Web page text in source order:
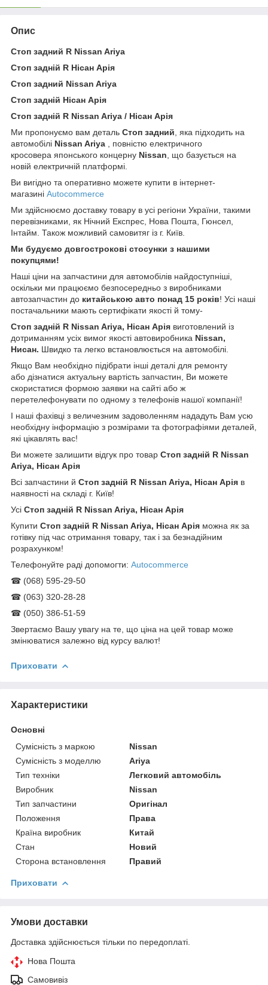
Опис
Стоп задний R Nissan Ariya
Стоп задній R Нісан Арія
Стоп задний Nissan Ariya
Стоп задній Нісан Арія
Стоп задній R Nissan Ariya / Нісан Арія
Ми пропонуємо вам деталь Стоп задний , яка підходить на
автомобілі Nissan Ariya
, повністю електричного
кросовера японського концерну Nissan , що базується на
новій електричній платформі.
Ви вигідно та оперативно можете купити в інтернет-
магазині Autocommerce
Ми здійснюємо доставку товару в усі регіони України, такими
перевізниками, як Нічний Експрес, Нова Пошта, Гюнсел,
Інтайм. Також можливий самовитяг із г. Київ.
Ми будуємо довгострокові стосунки з нашими
покупцями!
Наші ціни на запчастини для автомобілів найдоступніші,
оскільки ми працюємо безпосередньо з виробниками
автозапчастин до китайською авто понад 15 років! Усі наші
постачальники мають сертифікати якості й тому-
Стоп задній R Nissan Ariya, Нісан Арія виготовлений із
дотриманням усіх вимог якості автовиробника Nissan,
Нисан. Швидко та легко встановлюється на автомобілі.
Якщо Вам необхідно підібрати інші деталі для ремонту
або дізнатися актуальну вартість запчастин, Ви можете
скористатися формою заявки на сайті або ж
перетелефонувати по одному з телефонів нашої компанії!
І наші фахівці з величезним задоволенням нададуть Вам усю
необхідну інформацію з розмірами та фотографіями деталей,
які цікавлять вас!
Ви можете залишити відгук про товар Стоп задній R Nissan
Ariya, Нісан Арія
Всі запчастини й Стоп задній R Nissan Ariya, Нісан Арія в
наявності на складі г. Київ!
Усі Стоп задній R Nissan Ariya, Нісан Арія
Купити Стоп задній R Nissan Ariya, Нісан Арія можна як за
готівку під час отримання товару, так і за безнадійним
розрахунком!
Телефонуйте раді допомогти: Autocommerce
☎ (068) 595-29-50
☎ (063) 320-28-28
☎ (050) 386-51-59
Звертаємо Вашу увагу на те, що ціна на цей товар може
змінюватися залежно від курсу валют!
Приховати
Характеристики
Основні
Сумісність з маркою
Nissan
Сумісність з моделлю
Ariya
Тип техніки
Легковий автомобіль
Виробник
Nissan
Тип запчастини
Оригінал
Положення
Права
Країна виробник
Китай
Стан
Новий
Сторона встановлення
Правий
Приховати
Умови доставки
Доставка здійснюється тільки по передоплаті.
Нова Пошта
Самовивіз